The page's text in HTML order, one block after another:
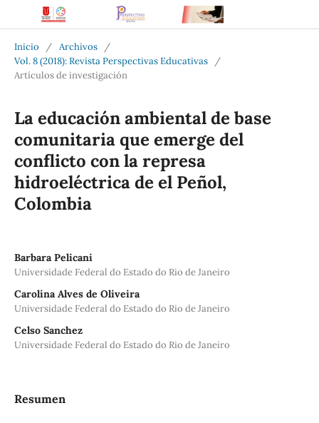
Inicio / Archivos
/
Vol. 8 (2018): Revista Perspectivas Educativas
/
Artículos de investigación
La educación ambiental de base
comunitaria que emerge del
conflicto con la represa
hidroeléctrica de el Peñol,
Colombia
Barbara Pelicani
Universidade Federal do Estado do Rio de Janeiro
Carolina Alves de Oliveira
Universidade Federal do Estado do Rio de Janeiro
Celso Sanchez
Universidade Federal do Estado do Rio de Janeiro
Resumen